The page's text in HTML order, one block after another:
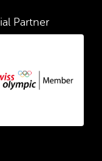
Partner